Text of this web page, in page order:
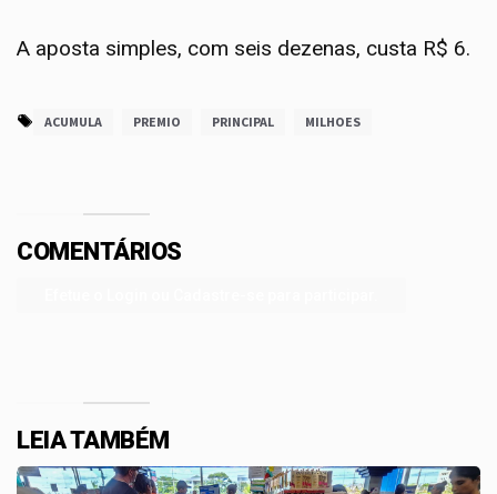
A aposta simples, com seis dezenas, custa R$ 6.
ACUMULA PREMIO PRINCIPAL MILHOES
COMENTÁRIOS
LEIA TAMBÉM